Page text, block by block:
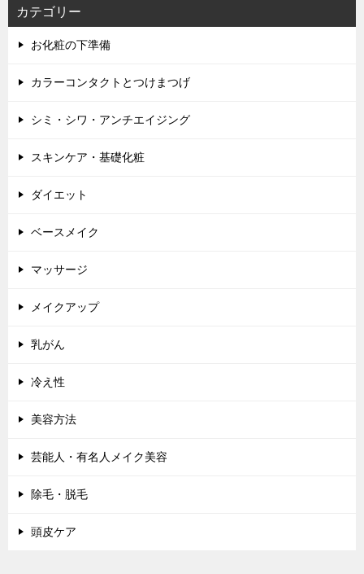
カテゴリー
お化粧の下準備
カラーコンタクトとつけまつげ
シミ・シワ・アンチエイジング
スキンケア・基礎化粧
ダイエット
ベースメイク
マッサージ
メイクアップ
乳がん
冷え性
美容方法
芸能人・有名人メイク美容
除毛・脱毛
頭皮ケア